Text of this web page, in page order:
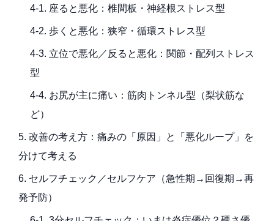
4-1. 座ると悪化：椎間板・神経根ストレス型
4-2. 歩くと悪化：狭窄・循環ストレス型
4-3. 立位で悪化／反ると悪化：関節・配列ストレス
型
4-4. お尻が主に痛い：筋肉トンネル型（梨状筋な
ど）
5. 改善の考え方：痛みの「原因」と「悪化ループ」を
分けて考える
6. セルフチェック／セルフケア（急性期→回復期→再
発予防）